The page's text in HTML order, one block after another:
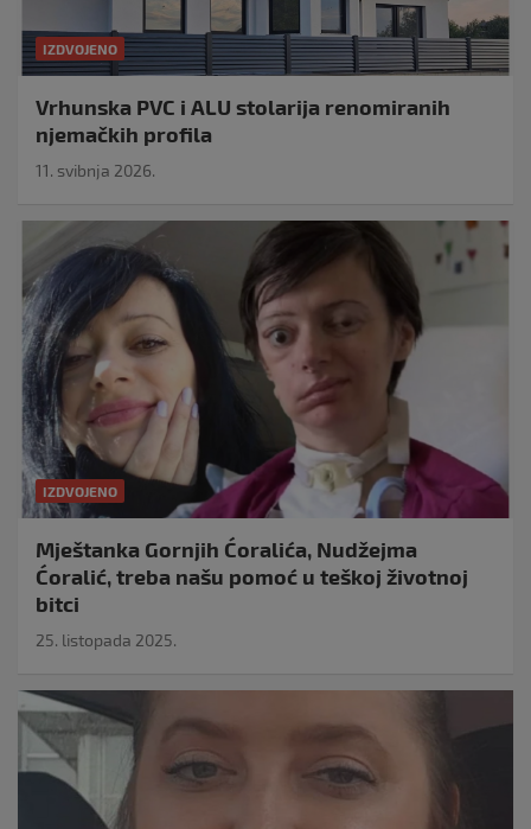
IZDVOJENO
Vrhunska PVC i ALU stolarija renomiranih
njemačkih profila
11. svibnja 2026.
IZDVOJENO
Mještanka Gornjih Ćoralića, Nudžejma
Ćoralić, treba našu pomoć u teškoj životnoj
bitci
25. listopada 2025.